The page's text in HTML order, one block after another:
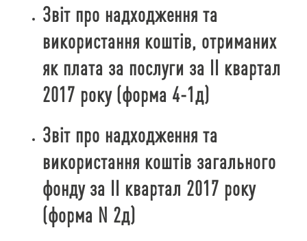
Звіт про надходження та
використання коштів, отриманих
як плата за послуги за ІІ квартал
2017 року (форма 4-1д)
Звіт про надходження та
використання коштів загального
фонду за ІІ квартал 2017 року
(форма N 2д)